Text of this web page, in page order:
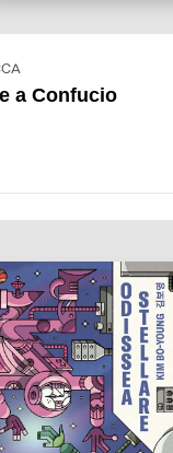
a Confucio